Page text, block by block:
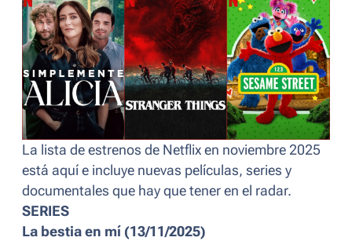
La lista de estrenos de Netflix en noviembre 2025
está aquí e incluye nuevas películas, series y
documentales que hay que tener en el radar.
SERIES
La bestia en mí (13/11/2025)